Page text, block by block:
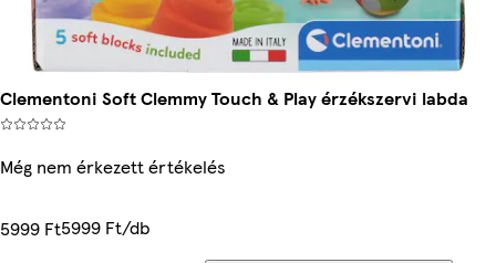
Clementoni Soft Clemmy Touch & Play érzékszervi labda
Még nem érkezett értékelés
5999 Ft5999 Ft/db